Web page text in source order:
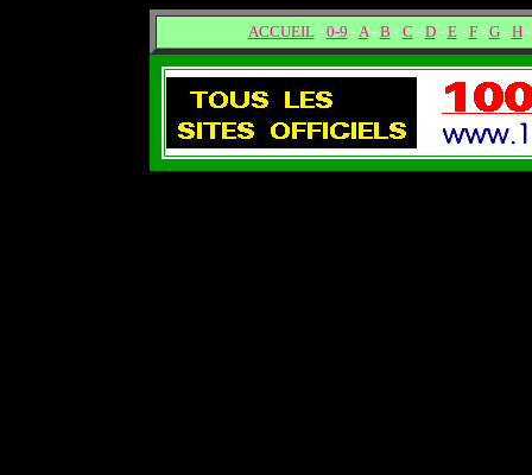
ACCUEIL- 0-9 -A- B - C - D- E- F- G- H